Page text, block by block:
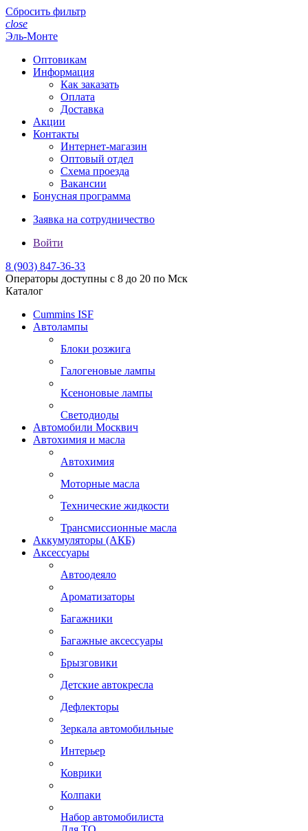
Сбросить фильтр
close
Эль-Монте
Оптовикам
Информация
Как заказать
Оплата
Доставка
Акции
Контакты
Интернет-магазин
Оптовый отдел
Схема проезда
Вакансии
Бонусная программа
Заявка на сотрудничество
Войти
8 (903) 847-36-33
Операторы доступны с 8 до 20 по Мск
Каталог
Cummins ISF
Автолампы
Блоки розжига
Галогеновые лампы
Ксеноновые лампы
Светодиоды
Автомобили Москвич
Автохимия и масла
Автохимия
Моторные масла
Технические жидкости
Трансмиссионные масла
Аккумуляторы (АКБ)
Аксессуары
Автоодеяло
Ароматизаторы
Багажники
Багажные аксессуары
Брызговики
Детские автокресла
Дефлекторы
Зеркала автомобильные
Интерьер
Коврики
Колпаки
Набор автомобилиста